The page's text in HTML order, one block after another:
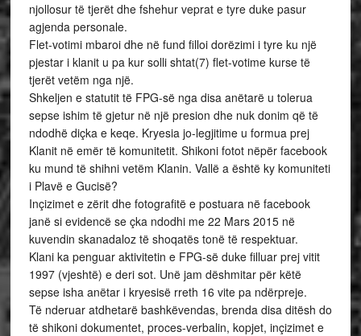
njollosur të tjerët dhe fshehur veprat e tyre duke pasur
agjenda personale.
Flet-votimi mbaroi dhe në fund filloi dorëzimi i tyre ku një
pjestar i klanit u pa kur solli shtat(7) flet-votime kurse të
tjerët vetëm nga një.
Shkeljen e statutit të FPG-së nga disa anëtarë u tolerua
sepse ishim të gjetur në një presion dhe nuk donim që të
ndodhë diçka e keqe. Kryesia jo-legjitime u formua prej
Klanit në emër të komunitetit. Shikoni fotot nëpër facebook
ku mund të shihni vetëm Klanin. Vallë a është ky komuniteti
i Plavë e Gucisë?
Inçizimet e zërit dhe fotografitë e postuara në facebook
janë si evidencë se çka ndodhi me 22 Mars 2015 në
kuvendin skanadaloz të shoqatës tonë të respektuar.
Klani ka penguar aktivitetin e FPG-së duke filluar prej vitit
1997 (vjeshtë) e deri sot. Unë jam dëshmitar për këtë
sepse isha anëtar i kryesisë rreth 16 vite pa ndërpreje.
Të nderuar atdhetarë bashkëvendas, brenda disa ditësh do
të shikoni dokumentet, proces-verbalin, kopjet, inçizimet e